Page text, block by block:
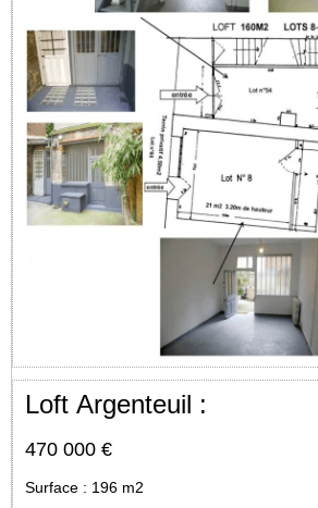
Loft Argenteuil :
470 000 €
Surface : 196 m2